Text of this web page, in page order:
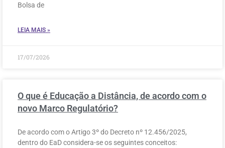
Bolsa de
LEIA MAIS »
17/07/2026
O que é Educação a Distância, de acordo com o
novo Marco Regulatório?
De acordo com o Artigo 3º do Decreto nº 12.456/2025,
dentro do EaD considera-se os seguintes conceitos: